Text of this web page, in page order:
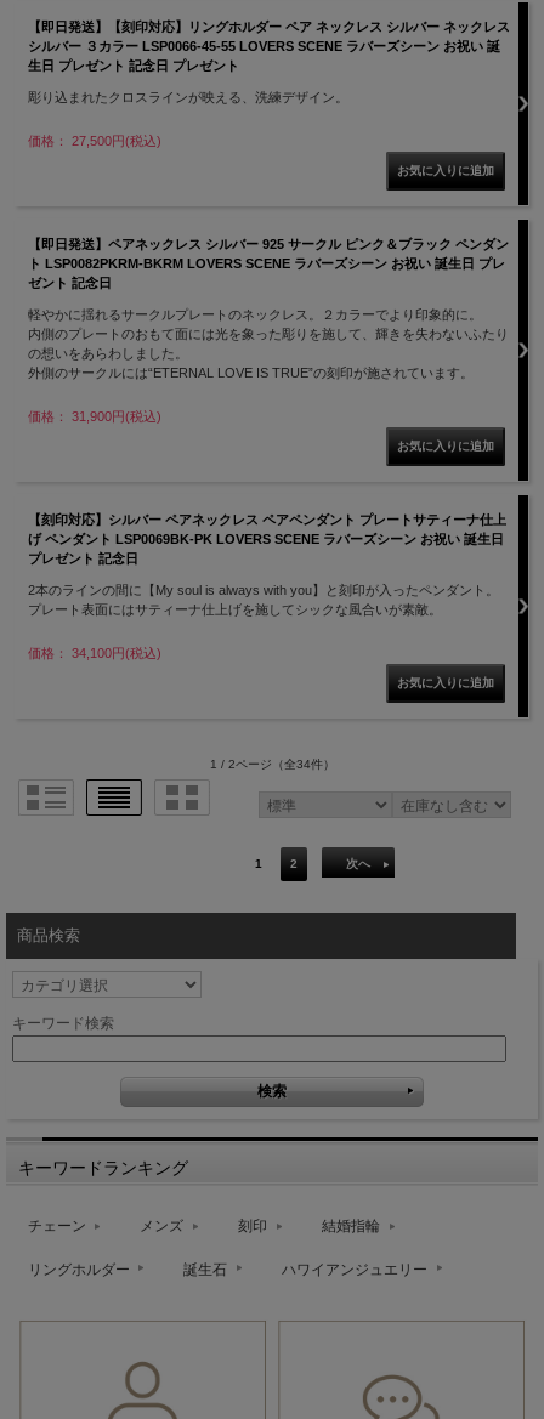
【即日発送】【刻印対応】リングホルダー ペア ネックレス シルバー ネックレス
シルバー ３カラー LSP0066-45-55 LOVERS SCENE ラバーズシーン お祝い 誕
生日 プレゼント 記念日 プレゼント
彫り込まれたクロスラインが映える、洗練デザイン。
価格： 27,500円(税込)
【即日発送】ペアネックレス シルバー 925 サークル ピンク＆ブラック ペンダン
ト LSP0082PKRM-BKRM LOVERS SCENE ラバーズシーン お祝い 誕生日 プレ
ゼント 記念日
軽やかに揺れるサークルプレートのネックレス。２カラーでより印象的に。
内側のプレートのおもて面には光を象った彫りを施して、輝きを失わないふたり
の想いをあらわしました。
外側のサークルには“ETERNAL LOVE IS TRUE”の刻印が施されています。
価格： 31,900円(税込)
【刻印対応】シルバー ペアネックレス ペアペンダント プレートサティーナ仕上
げ ペンダント LSP0069BK-PK LOVERS SCENE ラバーズシーン お祝い 誕生日
プレゼント 記念日
2本のラインの間に【My soul is always with you】と刻印が入ったペンダント。
プレート表面にはサティーナ仕上げを施してシックな風合いが素敵。
価格： 34,100円(税込)
1 / 2ページ （全34件）
1 2 次へ
商品検索
キーワード検索
キーワードランキング
チェーン メンズ 刻印 結婚指輪
リングホルダー 誕生石 ハワイアンジュエリー